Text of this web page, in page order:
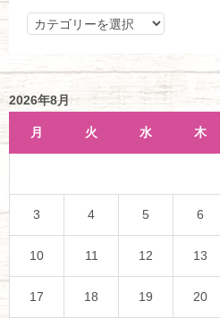
カ
ー
2026年8月
月 火 水 木
3 4 5 6
10 11 12 13
17 18 19 20